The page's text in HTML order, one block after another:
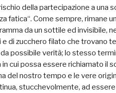
della partecipazione a una
fatica“. Come sempre, rimane
da un sottile ed invisibile,
e di zucchero filato che trovano
possibile verità; lo stesso
cui possa essere richiamato il
del nostro tempo e le vere
stucchevolmente, ad